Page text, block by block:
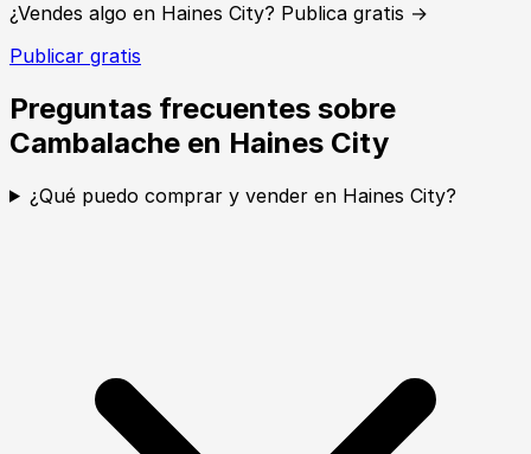
¿Vendes algo en Haines City? Publica gratis →
Publicar gratis
Preguntas frecuentes sobre
Cambalache en Haines City
¿Qué puedo comprar y vender en Haines City?